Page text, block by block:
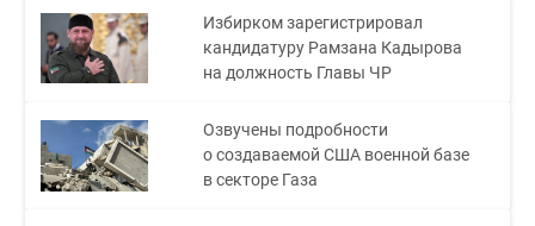
Избирком зарегистрировал
кандидатуру Рамзана Кадырова
на должность Главы ЧР
Озвучены подробности
о создаваемой США военной базе
в секторе Газа